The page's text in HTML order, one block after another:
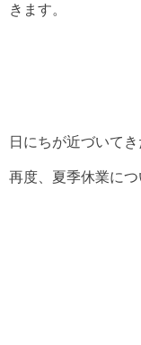
きます。
日にちが近づいてき
再度、夏季休業に